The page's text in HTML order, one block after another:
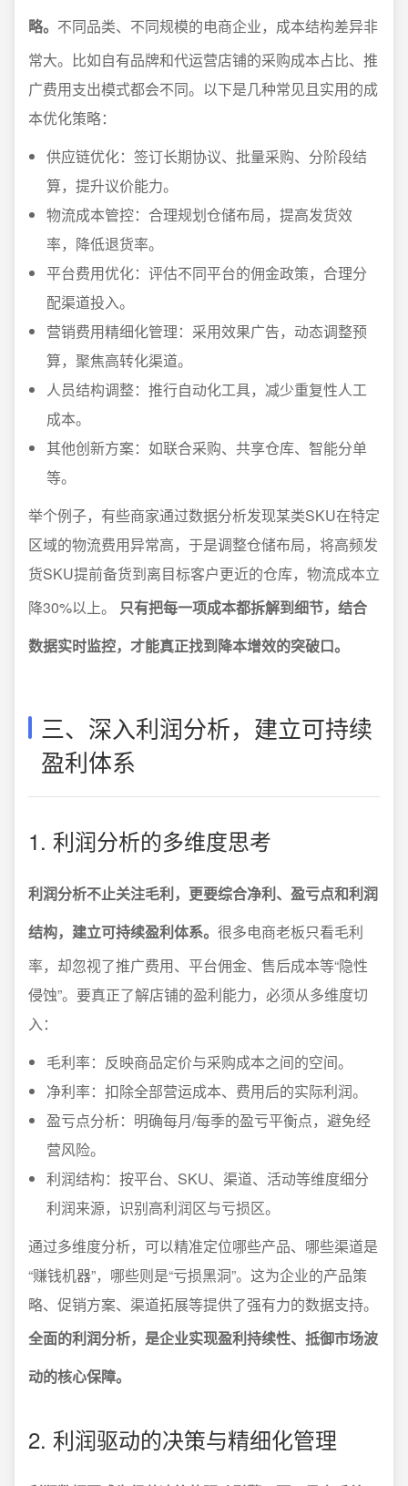
略。 不同品类、不同规模的电商企业，成本结构差异非
常大。比如自有品牌和代运营店铺的采购成本占比、推
广费用支出模式都会不同。以下是几种常见且实用的成
本优化策略：
供应链优化：签订长期协议、批量采购、分阶段结
算，提升议价能力。
物流成本管控：合理规划仓储布局，提高发货效
率，降低退货率。
平台费用优化：评估不同平台的佣金政策，合理分
配渠道投入。
营销费用精细化管理：采用效果广告，动态调整预
算，聚焦高转化渠道。
人员结构调整：推行自动化工具，减少重复性人工
成本。
其他创新方案：如联合采购、共享仓库、智能分单
等。
举个例子，有些商家通过数据分析发现某类SKU在特定
区域的物流费用异常高，于是调整仓储布局，将高频发
货SKU提前备货到离目标客户更近的仓库，物流成本立
降30%以上。 只有把每一项成本都拆解到细节，结合
数据实时监控，才能真正找到降本增效的突破口。
三、深入利润分析，建立可持续
盈利体系
1. 利润分析的多维度思考
利润分析不止关注毛利，更要综合净利、盈亏点和利润
结构，建立可持续盈利体系。 很多电商老板只看毛利
率，却忽视了推广费用、平台佣金、售后成本等“隐性
侵蚀”。要真正了解店铺的盈利能力，必须从多维度切
入：
毛利率：反映商品定价与采购成本之间的空间。
净利率：扣除全部营运成本、费用后的实际利润。
盈亏点分析：明确每月/每季的盈亏平衡点，避免经
营风险。
利润结构：按平台、SKU、渠道、活动等维度细分
利润来源，识别高利润区与亏损区。
通过多维度分析，可以精准定位哪些产品、哪些渠道是
“赚钱机器”，哪些则是“亏损黑洞”。这为企业的产品策
略、促销方案、渠道拓展等提供了强有力的数据支持。
全面的利润分析，是企业实现盈利持续性、抵御市场波
动的核心保障。
2. 利润驱动的决策与精细化管理